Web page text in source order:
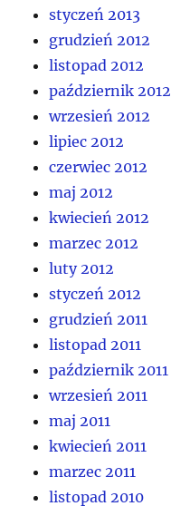
styczeń 2013
grudzień 2012
listopad 2012
październik 2012
wrzesień 2012
lipiec 2012
czerwiec 2012
maj 2012
kwiecień 2012
marzec 2012
luty 2012
styczeń 2012
grudzień 2011
listopad 2011
październik 2011
wrzesień 2011
maj 2011
kwiecień 2011
marzec 2011
listopad 2010